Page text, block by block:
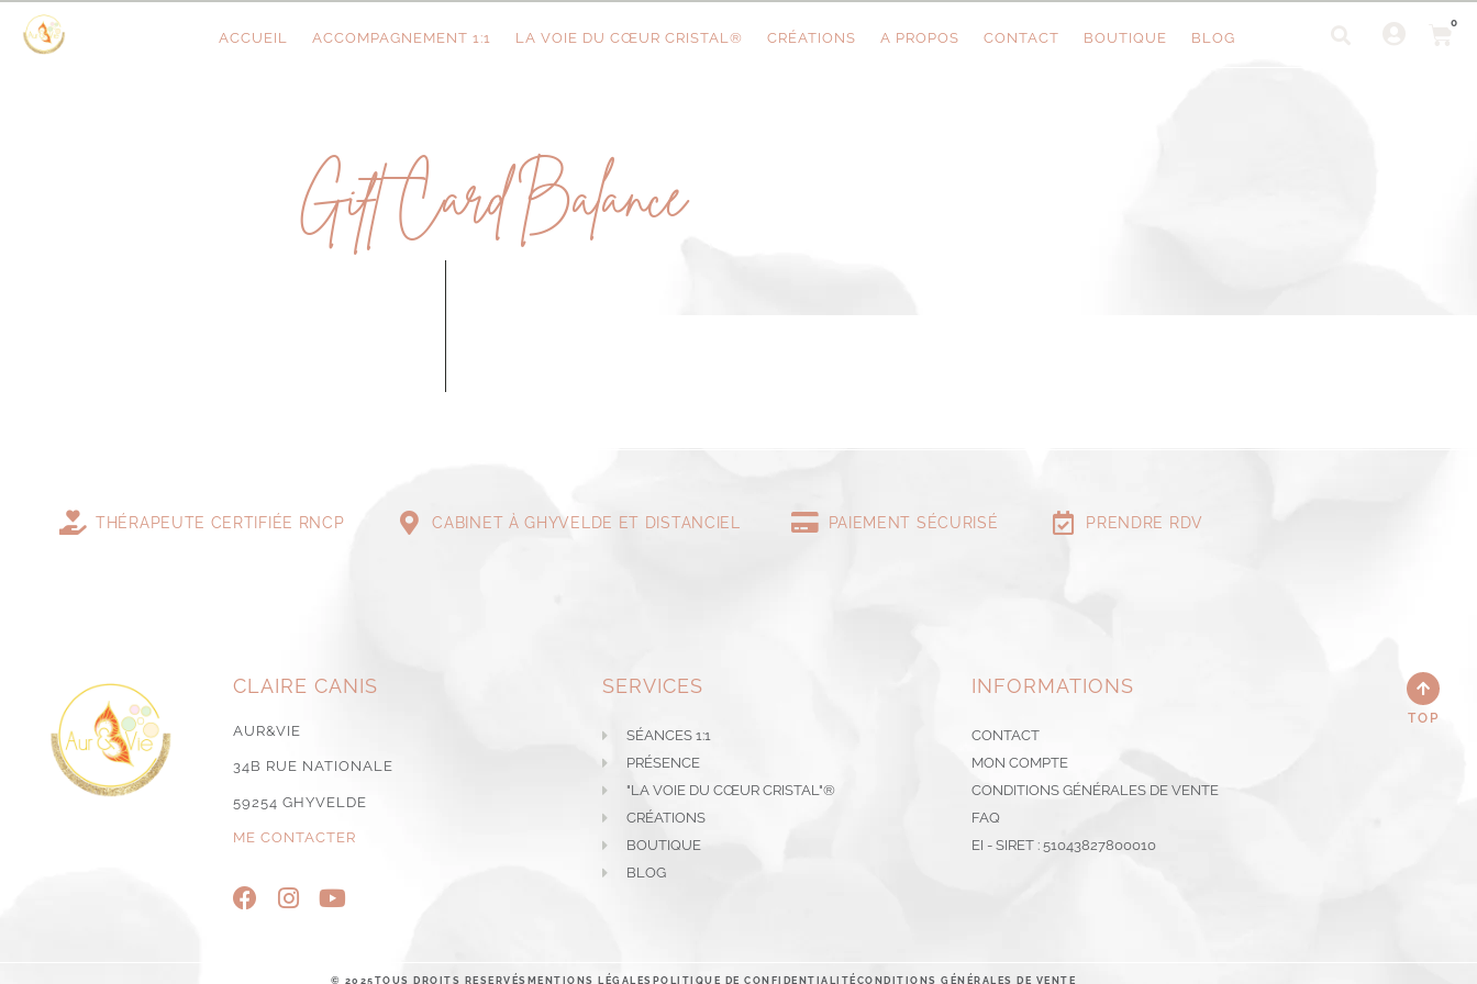
ACCUEIL ACCOMPAGNEMENT 1:1 LA VOIE DU CŒUR CRISTAL® CRÉATIONS A PROPOS CONTACT BOUTIQUE BLOG
0
Gift Card Balance
THÉRAPEUTE CERTIFIÉE RNCP CABINET À GHYVELDE ET DISTANCIEL PAIEMENT SÉCURISÉ PRENDRE RDV
CLAIRE CANIS
AUR&VIE
34B RUE NATIONALE
59254 GHYVELDE
ME CONTACTER
SERVICES
SÉANCES 1:1
PRÉSENCE
"LA VOIE DU CŒUR CRISTAL"®
CRÉATIONS
BOUTIQUE
BLOG
INFORMATIONS
CONTACT
MON COMPTE
CONDITIONS GÉNÉRALES DE VENTE
FAQ
EI - SIRET : 51043827800010
TOP
© 2025 TOUS DROITS RESERVÉS MENTIONS LÉGALES POLITIQUE DE CONFIDENTIALITÉ CONDITIONS GÉNÉRALES DE VENTE